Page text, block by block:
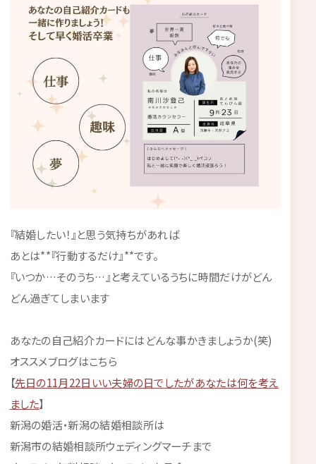
『結婚したい！』と思う気持ちがあれば
あとは**『行動するだけ』**です。
『いつか…そのうち…』と考えているうちに時間だけがどん
どん過ぎてしまいます
あなたの自己紹介カードにはどんな事かきましょうか(笑)
オススメブログはこちら
【先日の11月22日いい夫婦の日でしたがあなたは何を考え
ました】
新潟の婚活・新潟の結婚相談所は
新潟市の結婚相談所ウェディングマーチまで